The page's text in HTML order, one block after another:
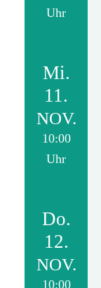
Uhr
Mi.
11.
NOV.
10:00
Uhr
Do.
12.
NOV.
10:00